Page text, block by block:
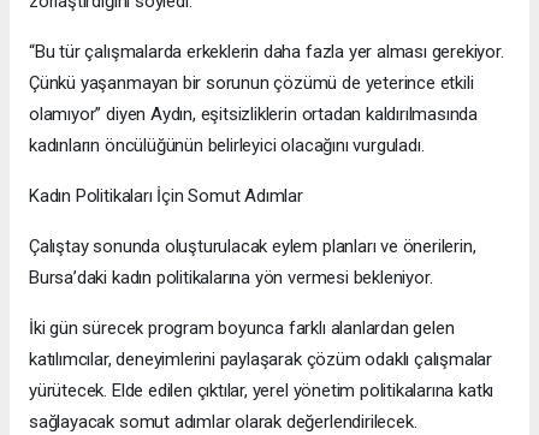
“Bu tür çalışmalarda erkeklerin daha fazla yer alması gerekiyor.
Çünkü yaşanmayan bir sorunun çözümü de yeterince etkili
olamıyor” diyen Aydın, eşitsizliklerin ortadan kaldırılmasında
kadınların öncülüğünün belirleyici olacağını vurguladı.
Kadın Politikaları İçin Somut Adımlar
Çalıştay sonunda oluşturulacak eylem planları ve önerilerin,
Bursa’daki kadın politikalarına yön vermesi bekleniyor.
İki gün sürecek program boyunca farklı alanlardan gelen
katılımcılar, deneyimlerini paylaşarak çözüm odaklı çalışmalar
yürütecek. Elde edilen çıktılar, yerel yönetim politikalarına katkı
sağlayacak somut adımlar olarak değerlendirilecek.